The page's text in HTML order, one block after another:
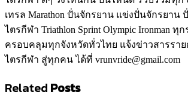
เทรล Marathon ปั่นจักรยาน แข่งปั่นจักรยาน
ไตรกีฬา Triathlon Sprint Olympic Ironman ทุ
ครอบคลุมทุกจังหวัดทั่วไทย แจ้งข่าวสารราย
ไตรกีฬา สู่ทุกคน ได้ที่ vrunvride@gmail.com
Related Posts